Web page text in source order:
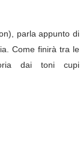
parla appunto di
Come finirà tra le
dai toni cupi